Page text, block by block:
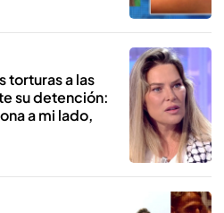
torturas a las
su detención:
a mi lado,